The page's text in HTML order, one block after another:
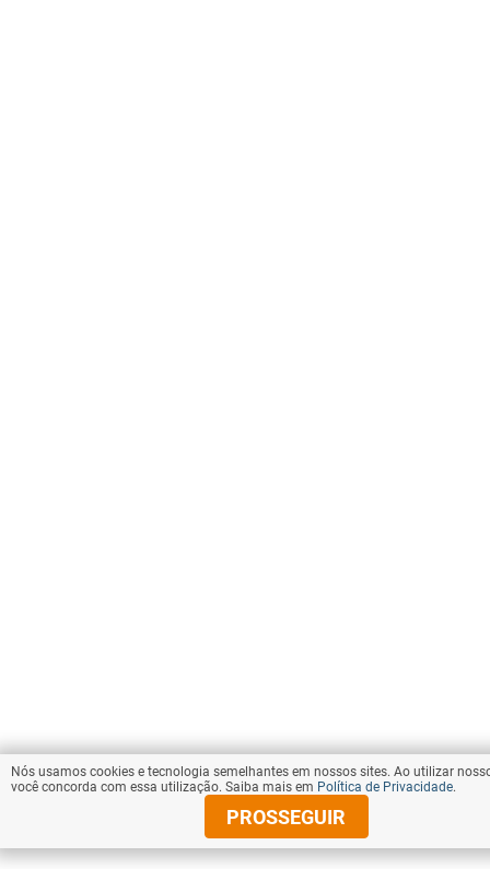
Nós usamos cookies e tecnologia semelhantes em nossos sites. Ao utilizar
você concorda com essa utilização. Saiba mais em Política de Privacidade.
PROSSEGUIR